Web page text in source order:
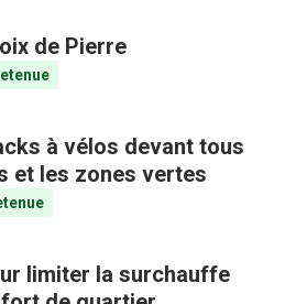
de Pierre
à vélos devant tous
et les zones vertes
limiter la surchauffe